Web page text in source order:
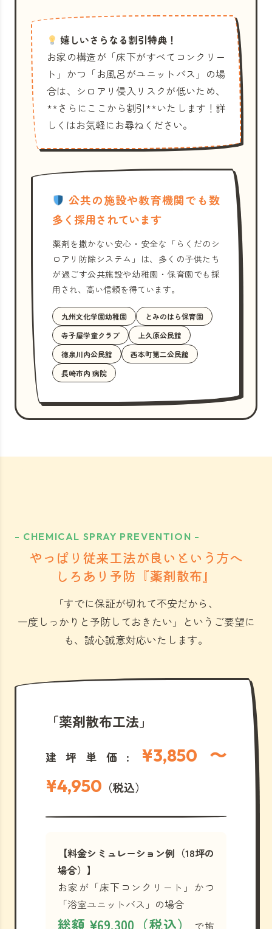
嬉しいさらなる割引特典！
お家の構造が「床下がすべてコンクリー
ト」かつ「お風呂がユニットバス」の場
合は、シロアリ侵入リスクが低いため、
**さらにここから割引**いたします！詳
しくはお気軽にお尋ねください。
公共の施設や教育機関でも数
多く採用されています
薬剤を撒かない安心・安全な「らくだのシ
ロアリ防除システム」は、多くの子供たち
が過ごす公共施設や幼稚園・保育園でも採
用され、高い信頼を得ています。
九州文化学園幼稚園
とみのはら保育園
寺子屋学童クラブ
上久原公民館
徳泉川内公民館
西本町第二公民館
長崎市内 病院
- CHEMICAL SPRAY PREVENTION -
やっぱり従来工法が良いという方へ
しろあり予防『薬剤散布』
「すでに保証が切れて不安だから、
一度しっかりと予防しておきたい」 というご要望に
も、誠心誠意対応いたします。
「薬剤散布工法」
建坪単価: ¥3,850 〜
¥4,950 （税込）
【料金シミュレーション例（18坪の
場合）】
お家が「床下コンクリート」かつ
「浴室ユニットバス」の場合
総額 ¥69,300（税込）
で施